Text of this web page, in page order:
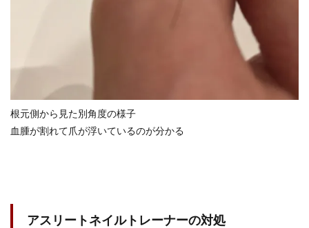
根元側から見た別角度の様子
血腫が割れて爪が浮いているのが分かる
アスリートネイルトレーナーの対処